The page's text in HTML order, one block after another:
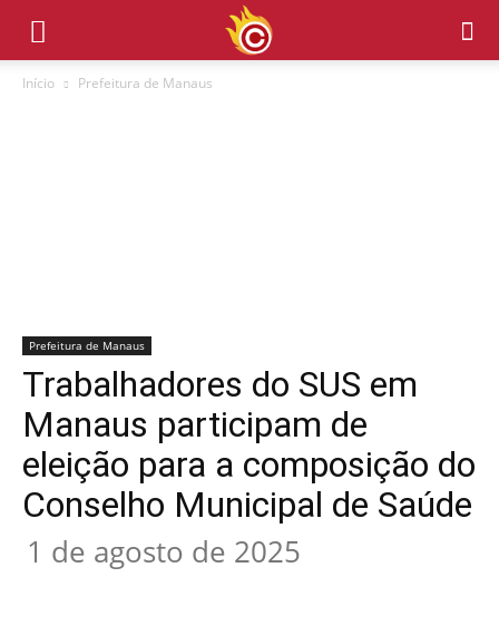
Início Prefeitura de Manaus
Prefeitura de Manaus
Trabalhadores do SUS em
Manaus participam de
eleição para a composição do
Conselho Municipal de Saúde
1 de agosto de 2025